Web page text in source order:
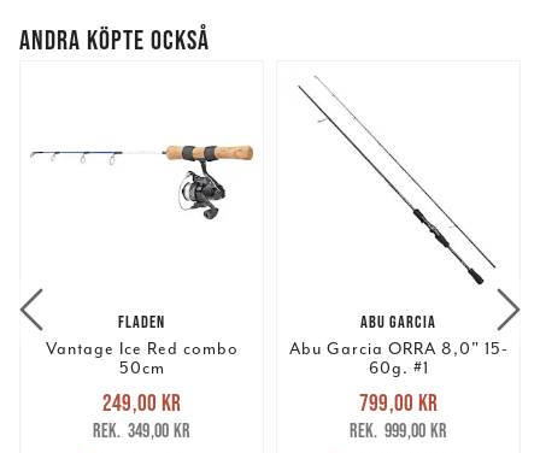
ANDRA KÖPTE OCKSÅ
FLADEN
Vantage Ice Red combo
50cm
Nuvarande pris
249,00 krTidigare pris
349,00 kr
249,00 kr
349,00 kr
ABU GARCIA
Abu Garcia ORRA 8,0" 15-
60g. #1
Nuvarande pris
799,00 krTidigare pris
999,00 kr
799,00 kr
999,00 kr